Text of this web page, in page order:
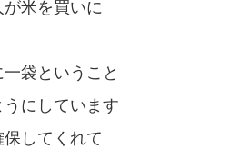
米を買いに
袋ということ
にしています
してくれて